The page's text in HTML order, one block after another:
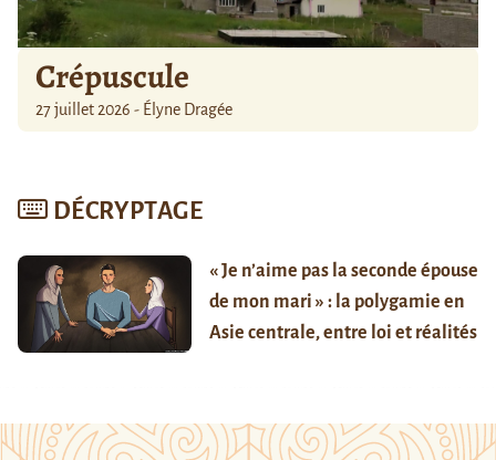
Crépuscule
27 juillet 2026 - Élyne Dragée
DÉCRYPTAGE
« Je n’aime pas la seconde épouse
de mon mari » : la polygamie en
Asie centrale, entre loi et réalités